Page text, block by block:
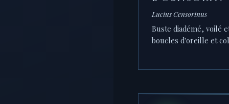
Lucius Censorinus
Buste diadémé, voilé
boucles d'oreille et